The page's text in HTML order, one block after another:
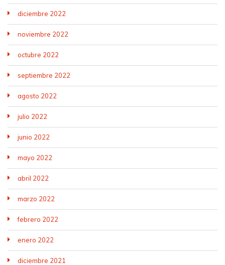
diciembre 2022
noviembre 2022
octubre 2022
septiembre 2022
agosto 2022
julio 2022
junio 2022
mayo 2022
abril 2022
marzo 2022
febrero 2022
enero 2022
diciembre 2021